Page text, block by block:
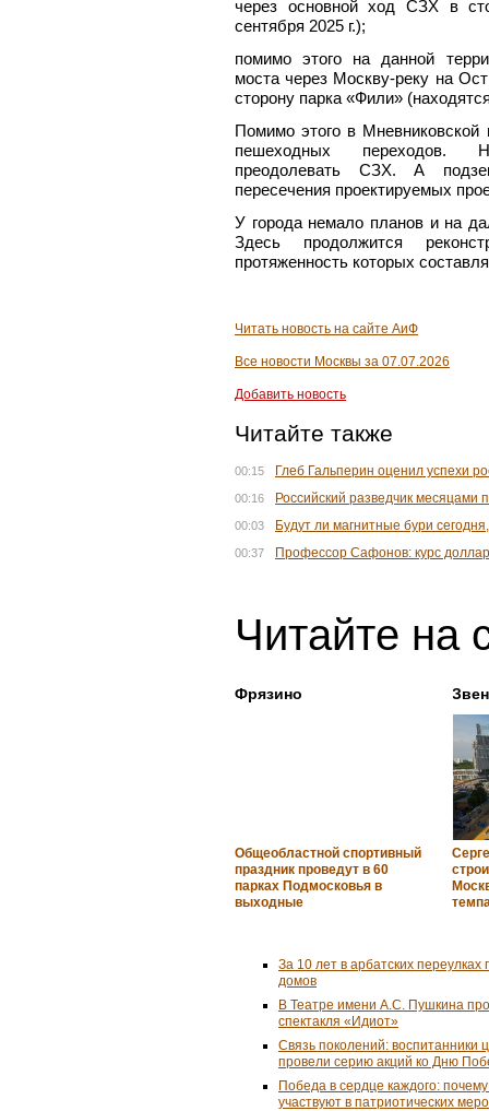
через основной ход СЗХ в
сентября 2025 г.);
помимо этого на данной
моста через Москву-реку на
сторону парка «Фили»
Помимо этого в Мневниковской
пешеходных переходов.
преодолевать СЗХ. А
пересечения проектируемых
У города немало планов и на
Здесь продолжится
протяженность которых
Читать новость на сайте АиФ
Все новости Москвы за 07.07.2026
Добавить новость
Читайте также
00:15 Глеб Гальперин оценил успехи
00:16 Российский разведчик
00:03 Будут ли магнитные бури
00:37 Профессор Сафонов: курс
Читайте на
Фрязино
Общеобластной спортивный
праздник проведут в 60
парках Подмосковья в
выходные
За 10 лет в арбатских переулках
домов
В Театре имени А.С. Пушкина
спектакля «Идиот»
Связь поколений: воспитанники
провели серию акций ко Дню
Победа в сердце каждого:
участвуют в патриотических